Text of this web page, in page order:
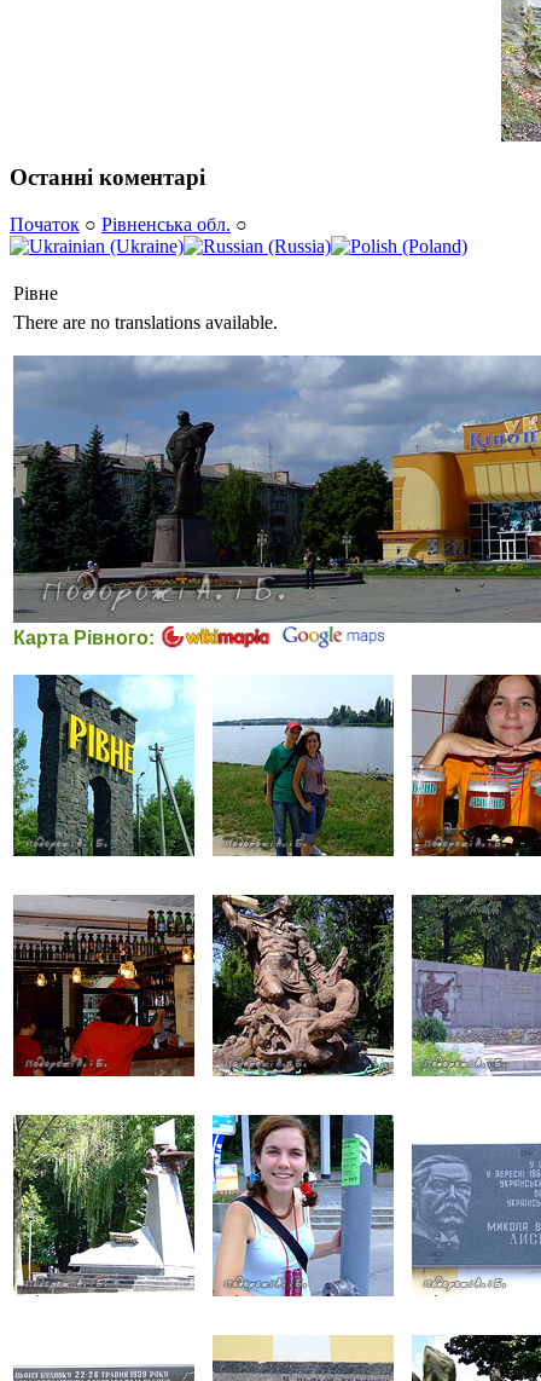
Останні коментарі
Початок ○ Рівненська обл. ○
Рівне
There are no translations available.
Карта Рівного: